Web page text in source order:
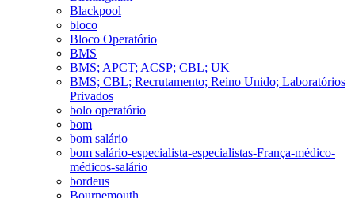
Blackpool
bloco
Bloco Operatório
BMS
BMS; APCT; ACSP; CBL; UK
BMS; CBL; Recrutamento; Reino Unido; Laboratórios
Privados
bolo operatório
bom
bom salário
bom salário-especialista-especialistas-França-médico-
médicos-salário
bordeus
Bournemouth